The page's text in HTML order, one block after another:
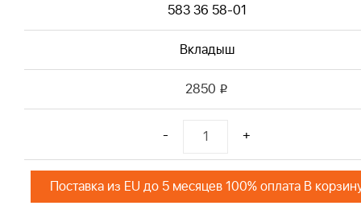
583 36 58-01
Вкладыш
2850 i
- +
Поставка из EU до 5 месяцев 100% оплата В